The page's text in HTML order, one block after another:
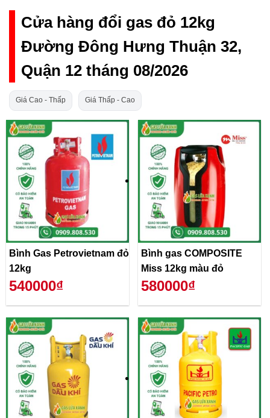
Cửa hàng đổi gas đỏ 12kg
Đường Đông Hưng Thuận 32,
Quận 12 tháng 08/2026
Giá Cao - Thấp Giá Thấp - Cao
Bình Gas Petrovietnam đỏ
12kg
540000₫
Bình gas COMPOSITE
Miss 12kg màu đỏ
580000₫